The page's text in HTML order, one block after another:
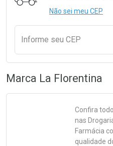
Não sei meu CEP
Informe seu CEP
Marca La Florentina
Confira
nas
Farmácia
qualidade